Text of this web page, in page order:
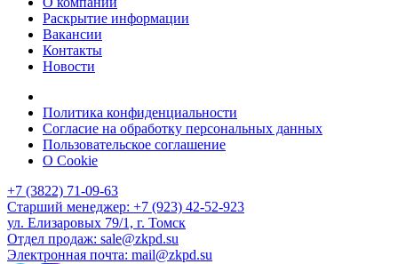
Раскрытие информации
Вакансии
Контакты
Новости
Политика конфиденциальности
Согласие на обработку персональных данных
Пользовательское соглашение
О Cookie
+7 (3822) 71-09-63
Старший менеджер: +7 (923) 42-52-923
ул. Елизаровых 79/1, г. Томск
Отдел продаж: sale@zkpd.su
Электронная почта: mail@zkpd.su